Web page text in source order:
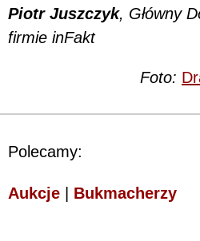
Piotr Juszczyk, Główny
firmie inFakt
Foto:
Polecamy:
Aukcje Bukmacherzy